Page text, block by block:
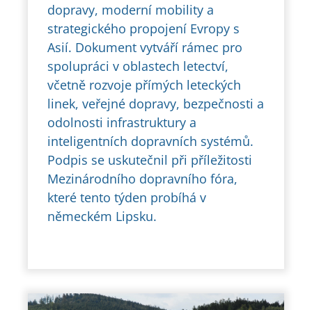
dopravy, moderní mobility a
strategického propojení Evropy s
Asií. Dokument vytváří rámec pro
spolupráci v oblastech letectví,
včetně rozvoje přímých leteckých
linek, veřejné dopravy, bezpečnosti a
odolnosti infrastruktury a
inteligentních dopravních systémů.
Podpis se uskutečnil při příležitosti
Mezinárodního dopravního fóra,
které tento týden probíhá v
německém Lipsku.